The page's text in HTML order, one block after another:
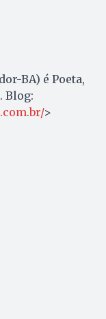
BA) é Poeta,
Blog:
>